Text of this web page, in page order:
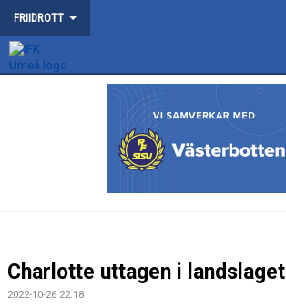
FRIIDROTT
TÄVLING
Charlotte uttagen i landslaget
2022-10-26 22:18